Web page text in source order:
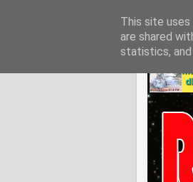
This site
are shared
statistics,